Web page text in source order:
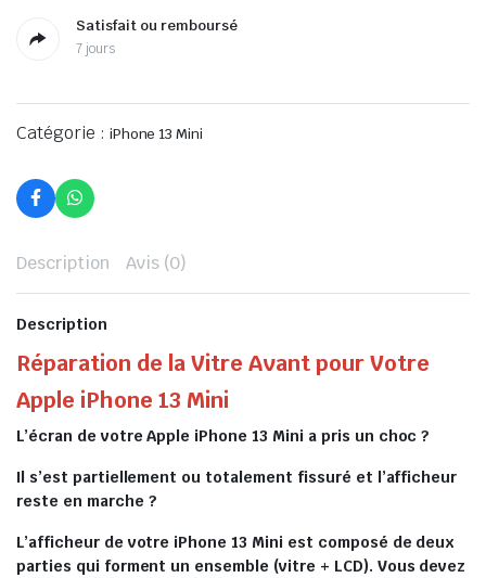
Satisfait ou remboursé
7 jours
Catégorie : iPhone 13 Mini
Description Avis (0)
Description
Réparation de la Vitre Avant pour Votre
Apple iPhone 13 Mini
L’écran de votre Apple iPhone 13 Mini a pris un choc ?
Il s’est partiellement ou totalement fissuré et l’afficheur
reste en marche ?
L’afficheur de votre iPhone 13 Mini est composé de deux
parties qui forment un ensemble (vitre + LCD). Vous devez